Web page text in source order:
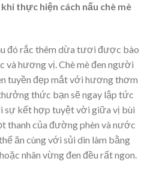
thực hiện cách nấu chè mè
đó rắc thêm dừa tươi được bào
và hương vị. Chè mè đen người
tuyền đẹp mắt với hương thơm
thức bạn sẽ ngay lập tức
sự kết hợp tuyệt vời giữa vị bùi
thanh của đường phèn và nước
ăn cùng với sủi dìn làm bằng
nhân vừng đen đều rất ngon.